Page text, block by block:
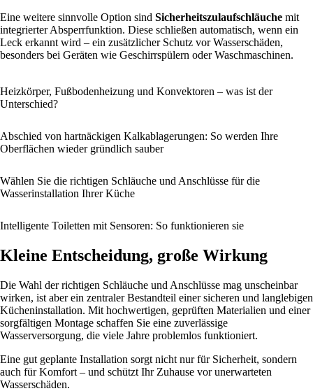
Eine weitere sinnvolle Option sind Sicherheitszulaufschläuche mit
integrierter Absperrfunktion. Diese schließen automatisch, wenn ein
Leck erkannt wird – ein zusätzlicher Schutz vor Wasserschäden,
besonders bei Geräten wie Geschirrspülern oder Waschmaschinen.
Heizkörper, Fußbodenheizung und Konvektoren – was ist der
Unterschied?
Abschied von hartnäckigen Kalkablagerungen: So werden Ihre
Oberflächen wieder gründlich sauber
Wählen Sie die richtigen Schläuche und Anschlüsse für die
Wasserinstallation Ihrer Küche
Intelligente Toiletten mit Sensoren: So funktionieren sie
Kleine Entscheidung, große Wirkung
Die Wahl der richtigen Schläuche und Anschlüsse mag unscheinbar
wirken, ist aber ein zentraler Bestandteil einer sicheren und langlebigen
Kücheninstallation. Mit hochwertigen, geprüften Materialien und einer
sorgfältigen Montage schaffen Sie eine zuverlässige
Wasserversorgung, die viele Jahre problemlos funktioniert.
Eine gut geplante Installation sorgt nicht nur für Sicherheit, sondern
auch für Komfort – und schützt Ihr Zuhause vor unerwarteten
Wasserschäden.